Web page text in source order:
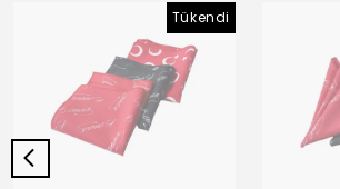
Tükendi